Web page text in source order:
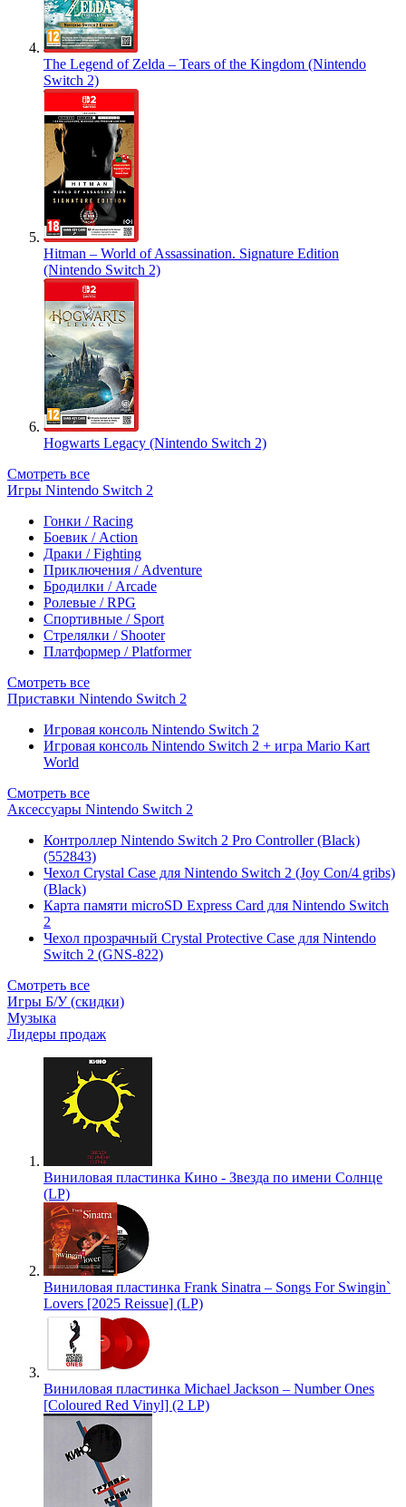
The Legend of Zelda – Tears of the Kingdom (Nintendo
Switch 2)
Hitman – World of Assassination. Signature Edition
(Nintendo Switch 2)
Hogwarts Legacy (Nintendo Switch 2)
Смотреть все
Игры Nintendo Switch 2
Гонки / Racing
Боевик / Action
Драки / Fighting
Приключения / Adventure
Бродилки / Arcade
Ролевые / RPG
Спортивные / Sport
Стрелялки / Shooter
Платформер / Platformer
Смотреть все
Приставки Nintendo Switch 2
Игровая консоль Nintendo Switch 2
Игровая консоль Nintendo Switch 2 + игра Mario Kart
World
Смотреть все
Аксессуары Nintendo Switch 2
Контроллер Nintendo Switch 2 Pro Controller (Black)
(552843)
Чехол Сrystal Сase для Nintendo Switch 2 (Joy Con/4 gribs)
(Black)
Карта памяти microSD Express Card для Nintendo Switch
2
Чехол прозрачный Crystal Protective Case для Nintendo
Switch 2 (GNS-822)
Смотреть все
Игры Б/У (скидки)
Музыка
Лидеры продаж
Виниловая пластинка Кино - Звезда по имени Солнце
(LP)
Виниловая пластинка Frank Sinatra – Songs For Swingin`
Lovers [2025 Reissue] (LP)
Виниловая пластинка Michael Jackson – Number Ones
[Coloured Red Vinyl] (2 LP)